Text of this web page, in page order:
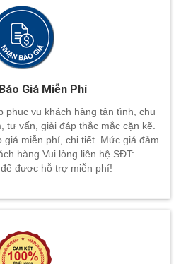
Giá Miễn Phí
phục vụ khách hàng tận tình, chu
tư vấn, giải đáp thắc mắc cặn kẽ.
miễn phí, chi tiết. Mức giá đảm
hàng Vui lòng liên hệ SĐT:
đươc hỗ trợ miễn phí!